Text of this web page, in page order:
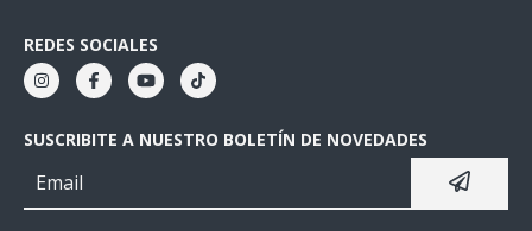
REDES SOCIALES
SUSCRIBITE A NUESTRO BOLETÍN DE NOVEDADES